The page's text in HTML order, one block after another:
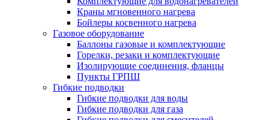
Краны мгновенного нагрева
Бойлеры косвенного нагрева
Газовое оборудование
Баллоны газовые и комплектующие
Горелки, резаки и комплектующие
Изолирующие соединения, фланцы
Пункты ГРПШ
Гибкие подводки
Гибкие подводки для воды
Гибкие подводки для газа